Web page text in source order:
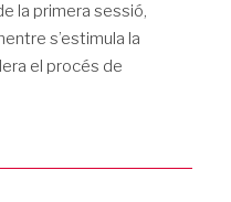
la primera sessió,
s’estimula la
el procés de